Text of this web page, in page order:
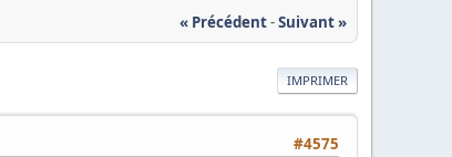
« Précédent-Suivant »
IMPRIMER
#4575